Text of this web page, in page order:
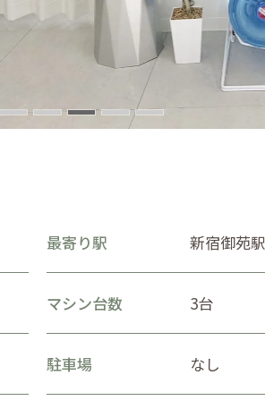
最寄り駅 新宿御苑駅
マシン台数 3台
駐車場 なし